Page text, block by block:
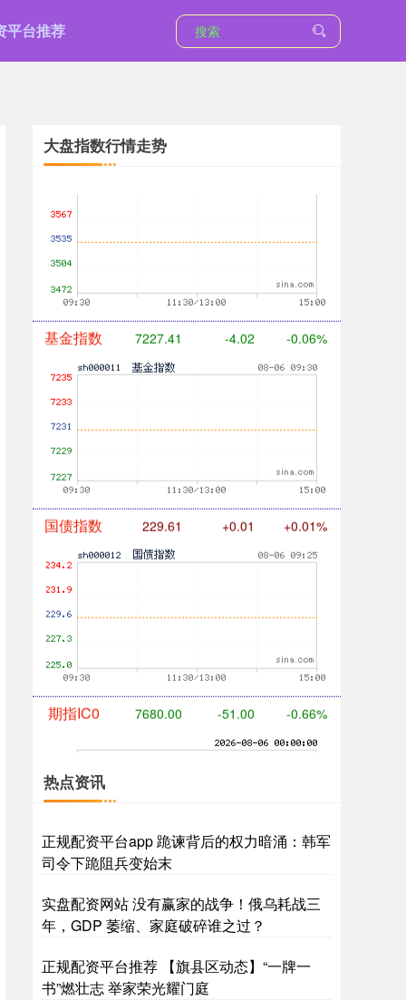
平台推荐
大盘指数行情走势
基金指数 7227.41 -4.02 -0.06%
国债指数 229.61 +0.01 +0.01%
期指IC0 7680.00 -51.00 -0.66%
上证综指 3864.27 -14.16
热点资讯
正规配资平台app 跪谏背后的权力暗涌：韩军
司令下跪阻兵变始末
实盘配资网站 没有赢家的战争！俄乌耗战三
年，GDP 萎缩、家庭破碎谁之过？
正规配资平台推荐 【旗县区动态】“一牌一
书”燃壮志 举家荣光耀门庭